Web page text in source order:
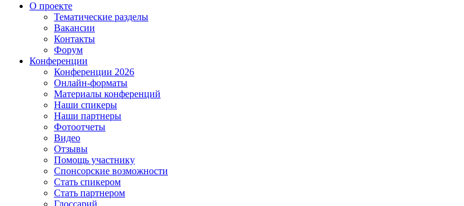
О проекте
Тематические разделы
Вакансии
Контакты
Форум
Конференции
Конференции 2026
Онлайн-форматы
Материалы конференций
Наши спикеры
Наши партнеры
Фотоотчеты
Видео
Отзывы
Помощь участнику
Спонсорские возможности
Стать спикером
Стать партнером
Глоссарий